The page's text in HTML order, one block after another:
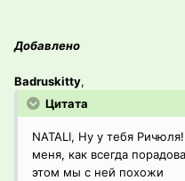
Добавлено
Badruskitty,
Цитата
NATALI, Ну у тебя
меня, как всегда
этом мы с ней похожи